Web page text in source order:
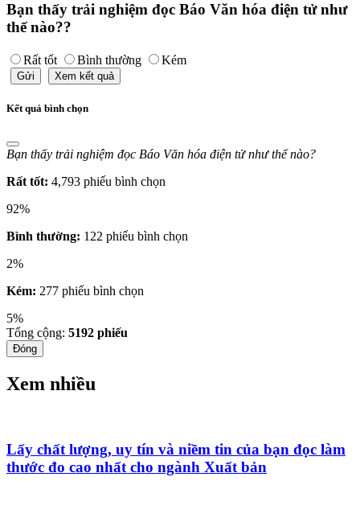
Bạn thấy trải nghiệm đọc Báo Văn hóa điện tử như
thế nào??
Rất tốt Bình thường Kém
Gửi Xem kết quả
Kết quả bình chọn
Bạn thấy trải nghiệm đọc Báo Văn hóa điện tử như thế nào?
Rất tốt: 4,793 phiếu bình chọn
92%
Bình thường: 122 phiếu bình chọn
2%
Kém: 277 phiếu bình chọn
5%
Tổng cộng: 5192 phiếu
Đóng
Xem nhiều
Lấy chất lượng, uy tín và niềm tin của bạn đọc làm
thước đo cao nhất cho ngành Xuất bản